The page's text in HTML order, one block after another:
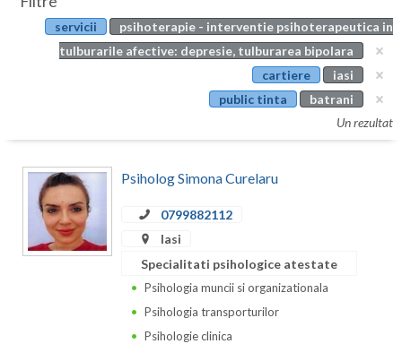
Botosani
Calarasi
Caras-Severin
Evenimente
servicii
psihoterapie - interventie psihoterapeutica in
tulburarile afective: depresie, tulburarea bipolara
cartiere
iasi
public tinta
batrani
Un rezultat
Psiholog Simona Curelaru
0799882112
Iasi
Specialitati psihologice atestate
Psihologia muncii si organizationala
Psihologia transporturilor
Psihologie clinica